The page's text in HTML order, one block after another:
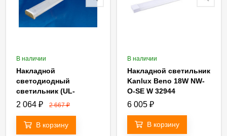
В наличии
Накладной
светодиодный
светильник (UL-
00005196) Uniel ULO-
IP40 WHITE
2 064 ₽ 2 667₽
В корзину
В наличии
Накладной светильник
Kanlux Beno 18W NW-
O-SE W 32944
6 005 ₽
В корзину